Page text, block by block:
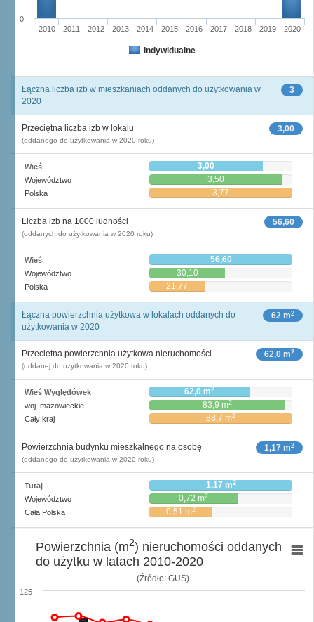
Indywidualne
2010 2011 2012 2013 2014 2015 2016 2017 2018 2019 2020
0
3
Łączna liczba izb w mieszkaniach oddanych do użytkowania w
2020
3,00
Przeciętna liczba izb w lokalu
(oddanego do użytkowania w 2020 roku)
Wieś 3,00
Województwo 3,50
Polska 3,77
56,60
Liczba izb na 1000 ludności
(oddanych do użytkowania w 2020 roku)
Wieś 56,60
Województwo 30,10
Polska 21,77
62 m2
Łączna powierzchnia użytkowa w lokalach oddanych do
użytkowania w 2020
62,0 m2
Przeciętna powierzchnia użytkowa nieruchomości
(oddanej do użytkowania w 2020 roku)
Wieś Wyględówek 62,0 m2
woj. mazowieckie 83,9 m2
Cały kraj 88,7 m2
1,17 m2
Powierzchnia budynku mieszkalnego na osobę
(oddanego do użytkowania w 2020 roku)
Tutaj 1,17 m2
Województwo 0,72 m2
Cała Polska 0,51 m2
(Źródło: GUS)
125
Powierzchnia (m2) nieruchomości oddanych
do użytku w latach 2010-2020